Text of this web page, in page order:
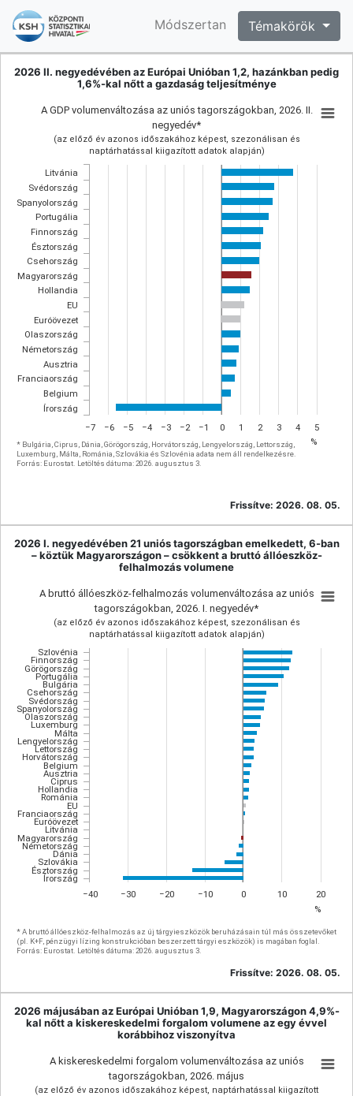
Módszertan Témakörök
2026 II. negyedévében az Európai Unióban 1,2, hazánkban pedig
1,6%-kal nőtt a gazdaság teljesítménye
%
A GDP volumenváltozása az uniós tagországokban, 2026. II.
negyedév*
(az előző év azonos időszakához képest, szezonálisan és
naptárhatással kiigazított adatok alapján)
* Bulgária, Ciprus, Dánia, Görögország, Horvátország, Lengyelország, Lettország,
Luxemburg, Málta, Románia, Szlovákia és Szlovénia adata nem áll rendelkezésre.
Forrás: Eurostat. Letöltés dátuma: 2026. augusztus 3.
Litvánia
Svédország
Spanyolország
Portugália
Finnország
Észtország
Csehország
Magyarország
Hollandia
EU
Euróövezet
Olaszország
Németország
Ausztria
Franciaország
Belgium
Írország
−7
−6 −5 −4 −3 −2 −1 0 1 2 3 4 5
Frissítve: 2026. 08. 05.
2026 I. negyedévében 21 uniós tagországban emelkedett, 6-ban
– köztük Magyarországon – csökkent a bruttó állóeszköz-
felhalmozás volumene
%
A bruttó állóeszköz-felhalmozás volumenváltozása az uniós
tagországokban, 2026. I. negyedév*
(az előző év azonos időszakához képest, szezonálisan és
naptárhatással kiigazított adatok alapján)
* A bruttó állóeszköz-felhalmozás az új tárgyieszközök beruházásain túl más összetevőket
(pl. K+F, pénzügyi lízing konstrukcióban beszerzett tárgyi eszközök) is magában foglal.
Forrás: Eurostat. Letöltés dátuma: 2026. augusztus 3.
Szlovénia
Finnország
Görögország
Portugália
Bulgária
Csehország
Svédország
Spanyolország
Olaszország
Luxemburg
Málta
Lengyelország
Lettország
Horvátország
Belgium
Ausztria
Ciprus
Hollandia
Románia
EU
Franciaország
Euróövezet
Litvánia
Magyarország
Németország
Dánia
Szlovákia
Észtország
Írország
−40
−30 −20 −10 0 10 20
Frissítve: 2026. 08. 05.
2026 májusában az Európai Unióban 1,9, Magyarországon 4,9%-
kal nőtt a kiskereskedelmi forgalom volumene az egy évvel
korábbihoz viszonyítva
A kiskereskedelmi forgalom volumenváltozása az uniós
tagországokban, 2026. május
(az előző év azonos időszakához képest, naptárhatással kiigazított